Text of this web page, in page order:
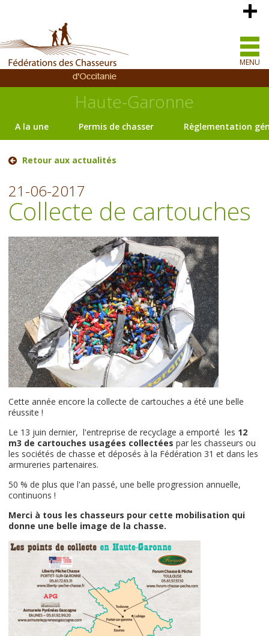
MENU
Haute-Garonne
A la une Permis de chasser Règlementation
Retour aux actualités
21-06-2017
Collecte de cartouches
Cette année encore la collecte de cartouches a été une belle
réussite !
Le 13 juin dernier, l'entreprise de recyclage a emporté les 12
m3 de cartouches usagées collectées par les chasseurs ou
les sociétés de chasse et déposés à la Fédération 31 et dans les
armureries partenaires.
50 % de plus que l'an passé, une belle progression annuelle,
continuons !
Merci à tous les chasseurs pour cette mobilisation qui
donne une belle image de la chasse.